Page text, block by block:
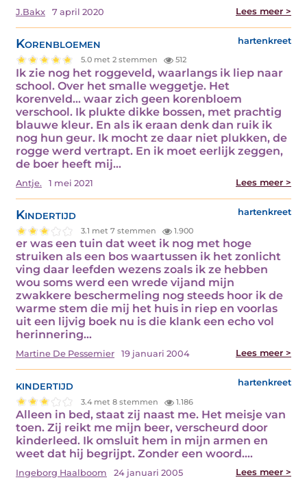
J.Bakx 7 april 2020 Lees meer >
Korenbloemen hartenkreet
5.0 met 2 stemmen 512
Ik zie nog het roggeveld, waarlangs ik liep naar
school. Over het smalle weggetje. Het
korenveld... waar zich geen korenbloem
verschool. Ik plukte dikke bossen, met prachtig
blauwe kleur. En als ik eraan denk dan ruik ik
nog hun geur. Ik mocht ze daar niet plukken, de
rogge werd vertrapt. En ik moet eerlijk zeggen,
de boer heeft mij…
Antje. 1 mei 2021 Lees meer >
Kindertijd hartenkreet
3.1 met 7 stemmen 1.900
er was een tuin dat weet ik nog met hoge
struiken als een bos waartussen ik het zonlicht
ving daar leefden wezens zoals ik ze hebben
wou soms werd een wrede vijand mijn
zwakkere beschermeling nog steeds hoor ik de
warme stem die mij het huis in riep en voorlas
uit een lijvig boek nu is die klank een echo vol
herinnering…
Martine De Pessemier 19 januari 2004 Lees meer >
kindertijd hartenkreet
3.4 met 8 stemmen 1.186
Alleen in bed, staat zij naast me. Het meisje van
toen. Zij reikt me mijn beer, verscheurd door
kinderleed. Ik omsluit hem in mijn armen en
weet dat hij begrijpt. Zonder een woord.…
Ingeborg Haalboom 24 januari 2005 Lees meer >